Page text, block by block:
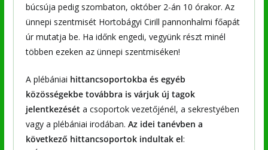
búcsúja pedig szombaton, október 2-án 10 órakor. Az
ünnepi szentmisét Hortobágyi Cirill pannonhalmi főapát
úr mutatja be. Ha időnk engedi, vegyünk részt minél
többen ezeken az ünnepi szentmiséken!
A plébániai hittancsoportokba és egyéb
közösségekbe továbbra is várjuk új tagok
jelentkezéséta csoportok vezetőjénél, a sekrestyében
vagy a plébániai irodában. Az idei tanévben a
következő hittancsoportok indultak el: